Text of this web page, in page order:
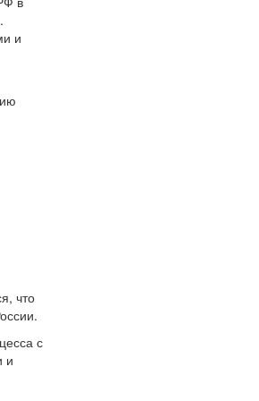
и
что
с
и